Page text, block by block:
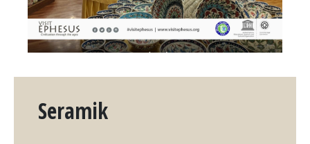
Seramik